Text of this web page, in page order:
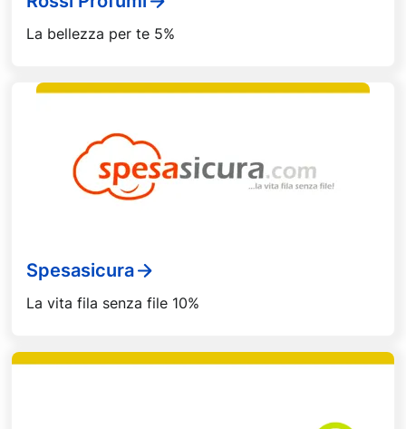
La bellezza per te 5%
Spesasicura
La vita fila senza file 10%